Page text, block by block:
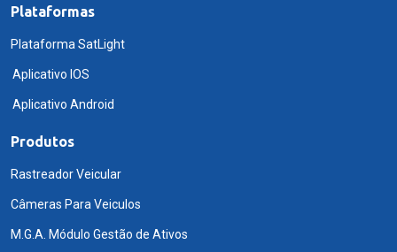
Plataformas
Plataforma SatLight
Aplicativo IOS
Aplicativo Android
Produtos
Rastreador Veicular
Câmeras Para Veiculos
M.G.A. Módulo Gestão de Ativos